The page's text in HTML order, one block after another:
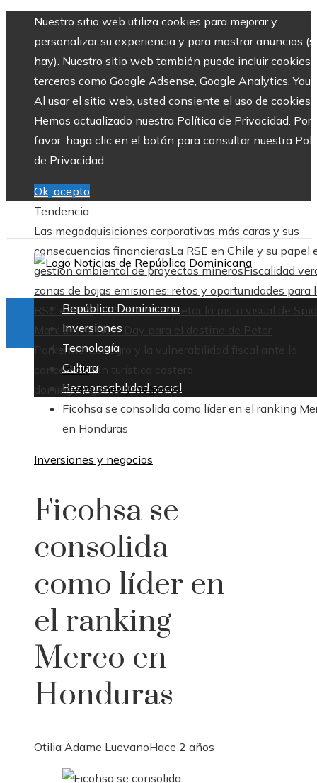
Nuestro sitio web utiliza cookies para mejorar y
personalizar su experiencia y para mostrar anuncios
hay). Nuestro sitio web también puede incluir cookies
terceros como Google Adsense, Google Analytics,
Al usar el sitio web, usted consiente el uso de cookies.
Hemos actualizado nuestra Política de Privacidad. Por
favor, haga clic en el botón para consultar nuestra
de Privacidad.
Ok, acepto
Tendencia
Las megadquisiciones corporativas más caras y sus
consecuencias financierasLa RSE en Chile y su papel
gestión ambiental de proyectos minerosFiscalidad
zonas de bajas emisiones: retos y oportunidades para
RSC en BélgicaCómo interpretar la pista visual de
Man: Brand New Day para el destino de Peter
ParkerMontenegro y la vulnerabilidad fiscal ante la
concentración turística costera
domingo, agosto 9
República Dominicana
Inversiones
Tecnología
Cultura
Responsabilidad social
Inicio
Inversiones y negocios
Ficohsa se consolida como líder en el ranking
en Honduras
Inversiones y negocios
Ficohsa se
consolida
como líder en
el ranking
Merco en
Honduras
Otilia Adame LuevanoHace 2 años